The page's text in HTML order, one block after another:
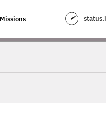
Missions